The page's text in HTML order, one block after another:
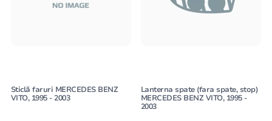
Sticlă faruri MERCEDES BENZ
VITO, 1995 - 2003
Lanterna spate (fara spate, stop)
MERCEDES BENZ VITO, 1995 -
2003